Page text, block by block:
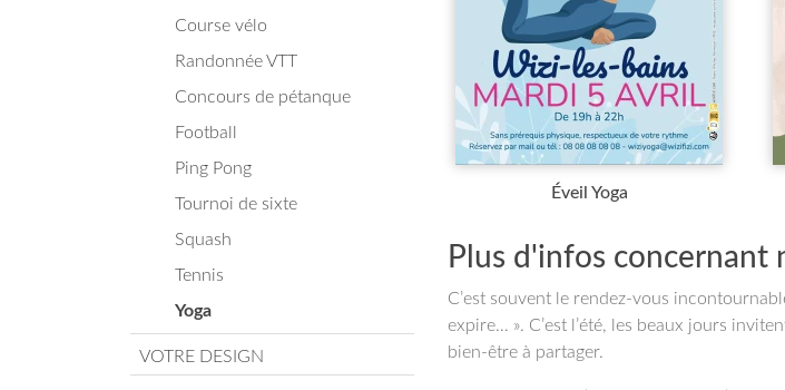
Course vélo
Randonnée VTT
Concours de pétanque
Football
Ping Pong
Tournoi de sixte
Squash
Tennis
Yoga
VOTRE DESIGN
Éveil Yoga
Plus d'infos concernant
C’est souvent le rendez-vous
expire… ». C’est l’été, les beaux jours
bien-être à partager.